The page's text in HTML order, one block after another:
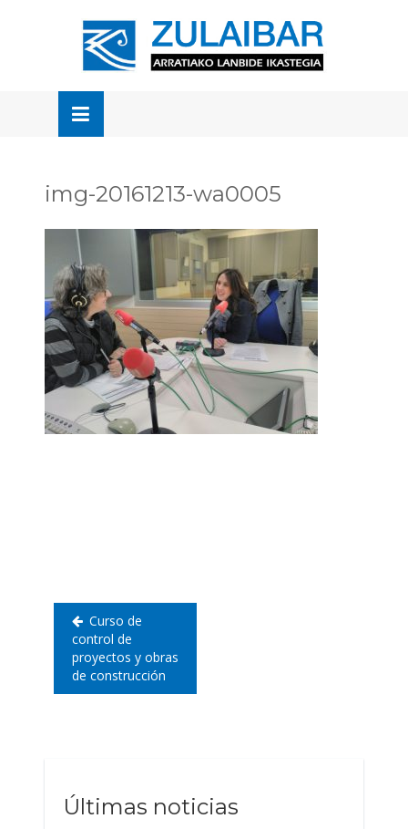
img-20161213-wa0005
Curso de
control de
proyectos y obras
de construcción
Últimas noticias